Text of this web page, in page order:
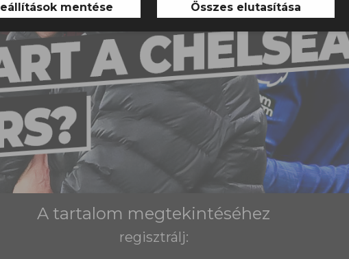
mentése Összes elutasítása
A tartalom megtekintéséhez
regisztrálj: